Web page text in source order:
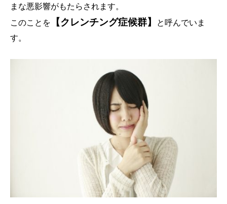
まな悪影響がもたらされます。
このことを
【クレンチング症候群】
と呼んでいま
す。